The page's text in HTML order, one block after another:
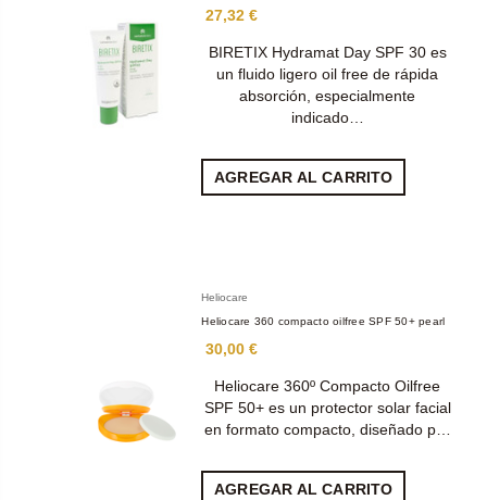
27,32 €
BIRETIX Hydramat Day SPF 30 es
un fluido ligero oil free de rápida
absorción, especialmente
indicado…
AGREGAR AL CARRITO
Heliocare
Heliocare 360 compacto oilfree SPF 50+ pearl
30,00 €
Heliocare 360º Compacto Oilfree
SPF 50+ es un protector solar facial
en formato compacto, diseñado p…
AGREGAR AL CARRITO